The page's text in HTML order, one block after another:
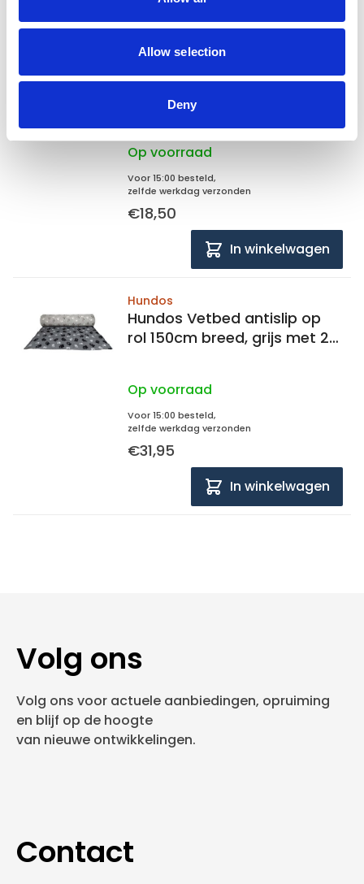
Allow selection
Deny
Hundos Vetbed op rol 150cm
breed, grijs
Op voorraad
Voor 15:00 besteld,
zelfde werkdag verzonden
€18,50
In winkelwagen
Hundos
Hundos Vetbed antislip op
rol 150cm breed, grijs met 2
Op voorraad
Voor 15:00 besteld,
zelfde werkdag verzonden
€31,95
In winkelwagen
Volg ons
Volg ons voor actuele aanbiedingen, opruiming
en blijf op de hoogte
van nieuwe ontwikkelingen.
Contact